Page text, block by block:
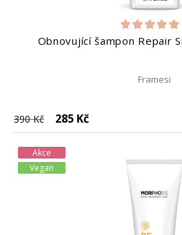
Obnovující šampon Repair
Framesi
390 Kč 285 Kč
Akce
Vegan